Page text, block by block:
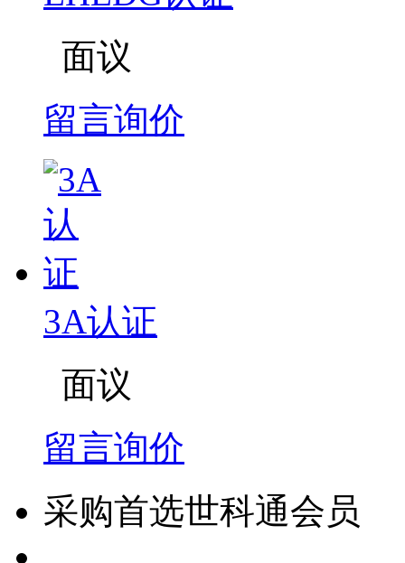
面议
留言询价
3A认证
面议
留言询价
采购首选世科通会员